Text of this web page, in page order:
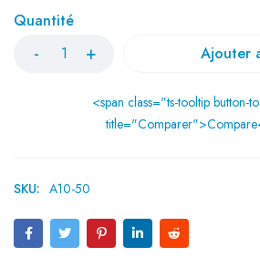
Quantité
Ajouter
<span class="ts-tooltip button-
SKU: A10-50